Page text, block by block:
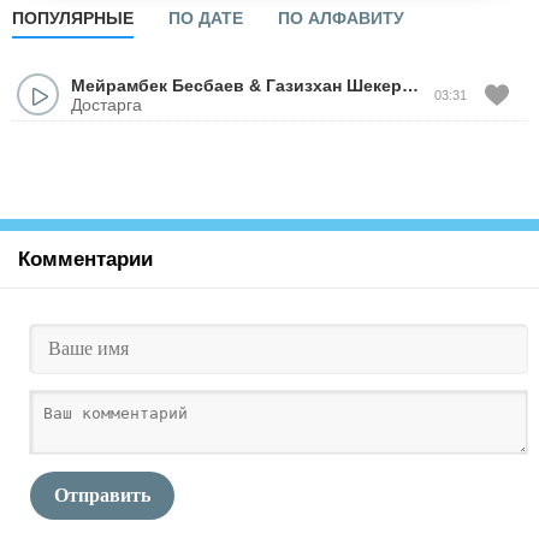
ПОПУЛЯРНЫЕ ПО ДАТЕ ПО АЛФАВИТУ
Мейрамбек Бесбаев & Газизхан Шекербеков
Достарга
03:31
Комментарии
Отправить